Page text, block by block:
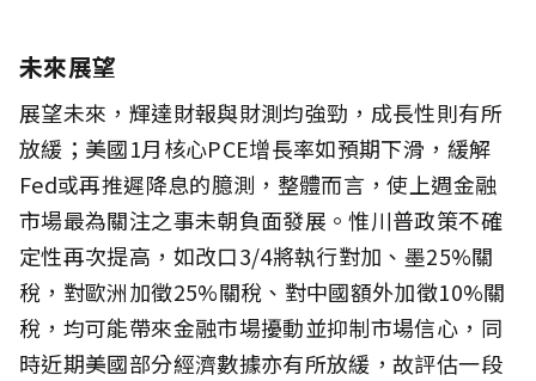
未來展望
展望未來，輝達財報與財測均強勁，成長性則有所
放緩；美國1月核心PCE增長率如預期下滑，緩解
Fed或再推遲降息的臆測，整體而言，使上週金融
市場最為關注之事未朝負面發展。惟川普政策不確
定性再次提高，如改口3/4將執行對加、墨25%關
稅，對歐洲加徵25%關稅、對中國額外加徵10%關
稅，均可能帶來金融市場擾動並抑制市場信心，同
時近期美國部分經濟數據亦有所放緩，故評估一段